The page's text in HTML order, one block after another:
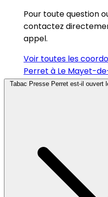
Pour toute question
contactez
appel.
Voir toutes les
Perret à Le Mayet-
Tabac Presse Perret est-il ouvert